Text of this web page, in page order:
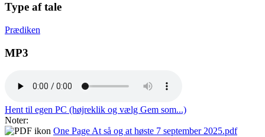
Type af tale
Prædiken
MP3
Hent til egen PC (højreklik og vælg Gem som...)
Noter:
One Page At så og at høste 7 september 2025.pdf